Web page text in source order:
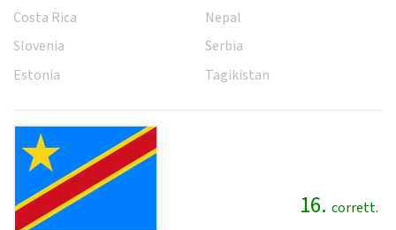
Costa Rica
Slovenia
Estonia
Nepal
Serbia
Tagikistan
16. corrett.